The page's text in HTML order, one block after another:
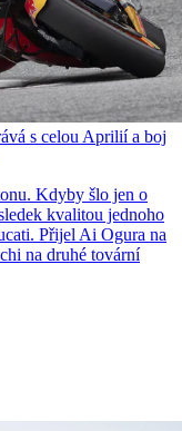
s celou Aprilií a boj
Kdyby šlo jen o
kvalitou jednoho
Přijel Ai Ogura na
na druhé tovární